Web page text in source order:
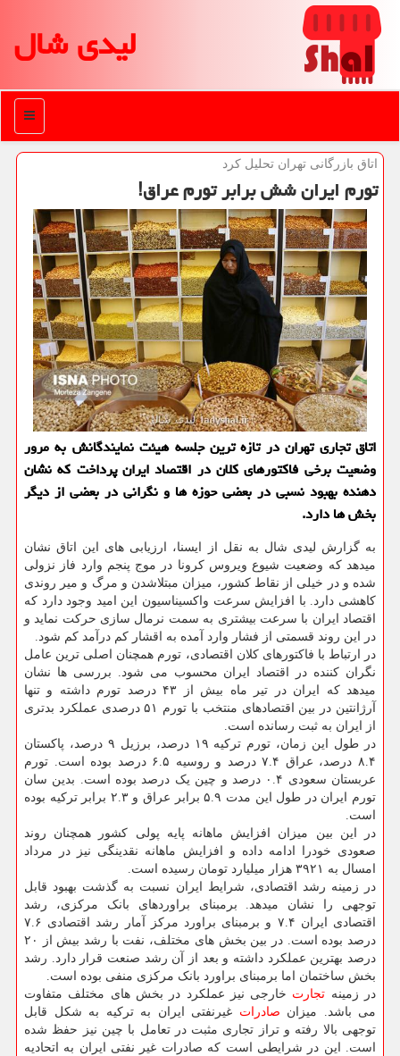
لیدی شال
منو
اتاق بازرگانی تهران تحلیل كرد
تورم ایران شش برابر تورم عراق!
اتاق تجاری تهران در تازه ترین جلسه هیئت نمایندگانش به مرور
وضعیت برخی فاکتورهای کلان در اقتصاد ایران پرداخت که نشان
دهنده بهبود نسبی در بعضی حوزه ها و نگرانی در بعضی از دیگر
بخش ها دارد.
به گزارش لیدی شال به نقل از ایسنا، ارزیابی های این اتاق نشان
میدهد که وضعیت شیوع ویروس کرونا در موج پنجم وارد فاز نزولی
شده و در خیلی از نقاط کشور، میزان مبتلاشدن و مرگ و میر روندی
کاهشی دارد. با افزایش سرعت واکسیناسیون این امید وجود دارد که
اقتصاد ایران با سرعت بیشتری به سمت نرمال سازی حرکت نماید و
در این روند قسمتی از فشار وارد آمده به اقشار کم درآمد کم شود.
در ارتباط با فاکتورهای کلان اقتصادی، تورم همچنان اصلی ترین عامل
نگران کننده در اقتصاد ایران محسوب می شود. بررسی ها نشان
میدهد که ایران در تیر ماه بیش از ۴۳ درصد تورم داشته و تنها
آرژانتین در بین اقتصادهای منتخب با تورم ۵۱ درصدی عملکرد بدتری
از ایران به ثبت رسانده است.
در طول این زمان، تورم ترکیه ۱۹ درصد، برزیل ۹ درصد، پاکستان
۸.۴ درصد، عراق ۷.۴ درصد و روسیه ۶.۵ درصد بوده است. تورم
عربستان سعودی ۰.۴ درصد و چین یک درصد بوده است. بدین سان
تورم ایران در طول این مدت ۵.۹ برابر عراق و ۲.۳ برابر ترکیه بوده
است.
در این بین میزان افزایش ماهانه پایه پولی کشور همچنان روند
صعودی خودرا ادامه داده و افزایش ماهانه نقدینگی نیز در مرداد
امسال به ۳۹۲۱ هزار میلیارد تومان رسیده است.
در زمینه رشد اقتصادی، شرایط ایران نسبت به گذشت بهبود قابل
توجهی را نشان میدهد. برمبنای براوردهای بانک مرکزی، رشد
اقتصادی ایران ۷.۴ و برمبنای براورد مرکز آمار رشد اقتصادی ۷.۶
درصد بوده است. در بین بخش های مختلف، نفت با رشد بیش از ۲۰
درصد بهترین عملکرد داشته و بعد از آن رشد صنعت قرار دارد. رشد
بخش ساختمان اما برمبنای براورد بانک مرکزی منفی بوده است.
در زمینه تجارت خارجی نیز عملکرد در بخش های مختلف متفاوت
می باشد. میزان صادرات غیرنفتی ایران به ترکیه به شکل قابل
توجهی بالا رفته و تراز تجاری مثبت در تعامل با چین نیز حفظ شده
است. این در شرایطی است که صادرات غیر نفتی ایران به اتحادیه